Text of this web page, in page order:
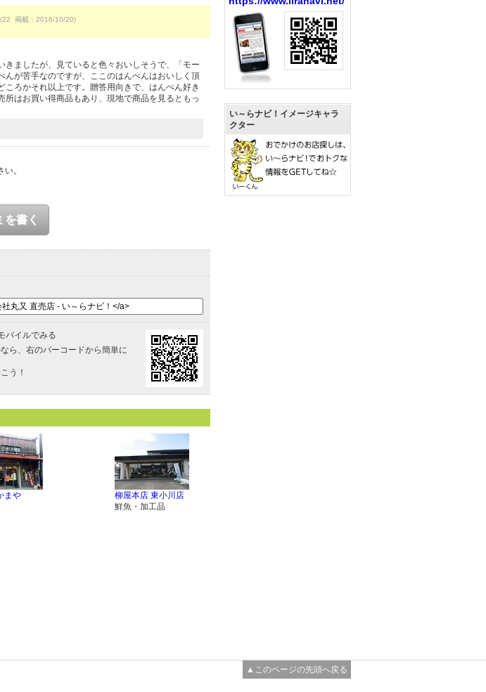
22 掲載：2016/10/20)
ましたが、見ていると色々おいしそうで、「モー
が苦手なのですが、ここのはんぺんはおいしく頂
ろかそれ以上です。贈答用向きで、はんぺん好き
はお買い得商品もあり、現地で商品を見るともっ
。
を書く
バイルでみる
ら、右のバーコードから簡単に
う！
まや
柳屋本店 東小川店
鮮魚・加工品
い～らナビ！イメージキャラ
クター
▲このページの先頭へ戻る